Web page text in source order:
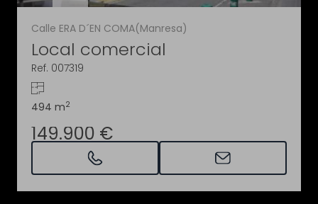
Calle ERA D´EN COMA(Manresa)
Local comercial
Ref. 007319
494 m2
149.900 €